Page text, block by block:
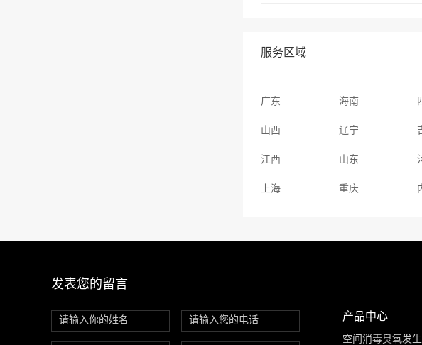
服务区域
广东 海南
山西 辽宁
江西 山东
上海 重庆
发表您的留言
产品中心
空间消毒臭氧发生